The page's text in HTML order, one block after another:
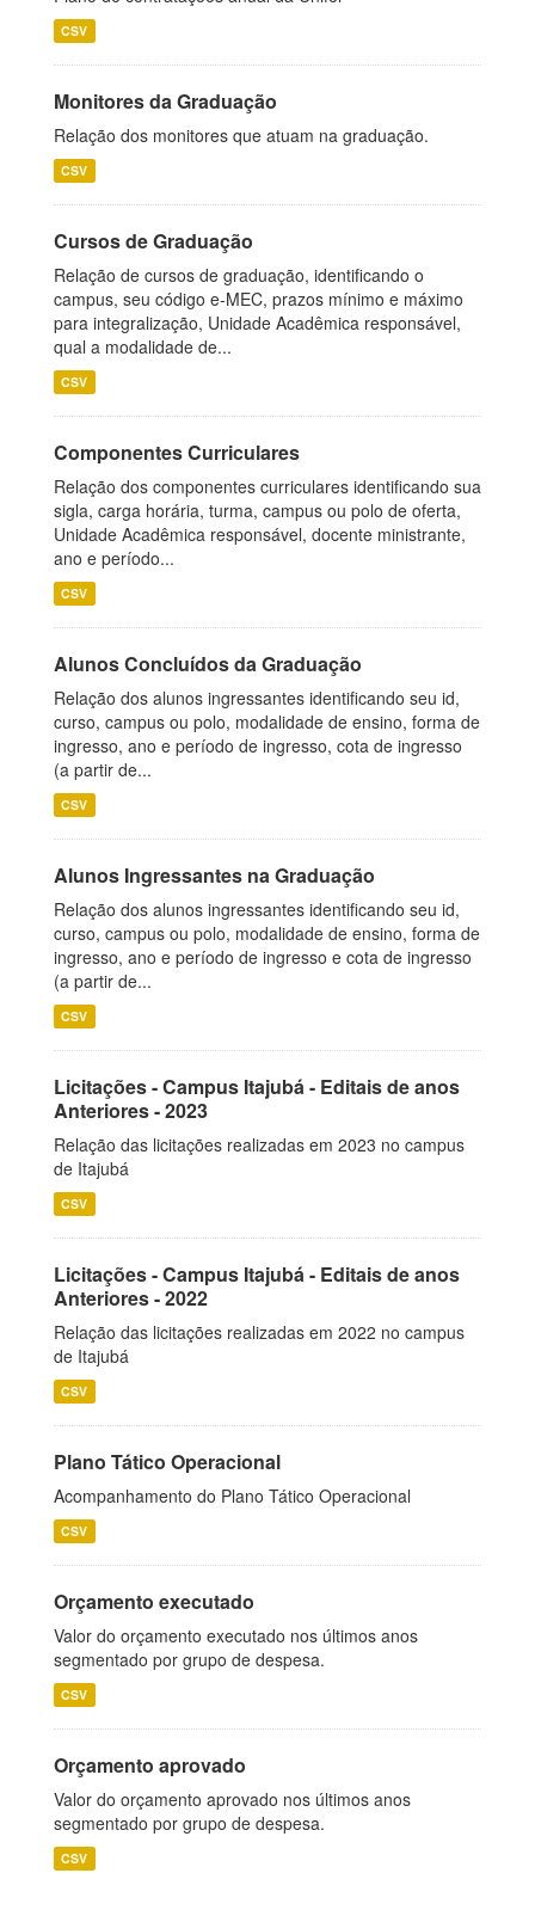
CSV
Monitores da Graduação
Relação dos monitores que atuam na graduação.
CSV
Cursos de Graduação
Relação de cursos de graduação, identificando o
campus, seu código e-MEC, prazos mínimo e máximo
para integralização, Unidade Acadêmica responsável,
qual a modalidade de...
CSV
Componentes Curriculares
Relação dos componentes curriculares identificando sua
sigla, carga horária, turma, campus ou polo de oferta,
Unidade Acadêmica responsável, docente ministrante,
ano e período...
CSV
Alunos Concluídos da Graduação
Relação dos alunos ingressantes identificando seu id,
curso, campus ou polo, modalidade de ensino, forma de
ingresso, ano e período de ingresso, cota de ingresso
(a partir de...
CSV
Alunos Ingressantes na Graduação
Relação dos alunos ingressantes identificando seu id,
curso, campus ou polo, modalidade de ensino, forma de
ingresso, ano e período de ingresso e cota de ingresso
(a partir de...
CSV
Licitações - Campus Itajubá - Editais de anos
Anteriores - 2023
Relação das licitações realizadas em 2023 no campus
de Itajubá
CSV
Licitações - Campus Itajubá - Editais de anos
Anteriores - 2022
Relação das licitações realizadas em 2022 no campus
de Itajubá
CSV
Plano Tático Operacional
Acompanhamento do Plano Tático Operacional
CSV
Orçamento executado
Valor do orçamento executado nos últimos anos
segmentado por grupo de despesa.
CSV
Orçamento aprovado
Valor do orçamento aprovado nos últimos anos
segmentado por grupo de despesa.
CSV